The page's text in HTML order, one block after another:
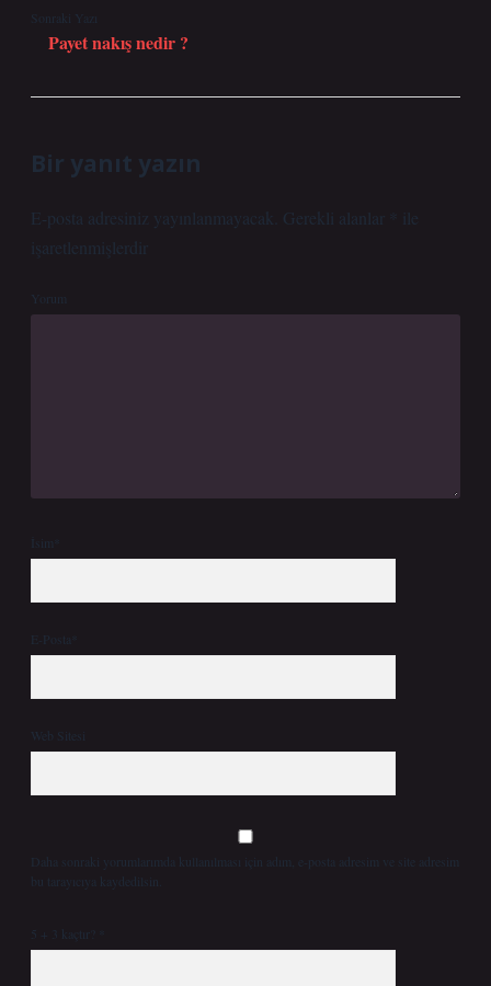
Sonraki Yazı
Payet nakış nedir ?
Bir yanıt yazın
E-posta adresiniz yayınlanmayacak. Gerekli alanlar
ile
işaretlenmişlerdir
Yorum
İsim*
E-Posta*
Web Sitesi
Daha sonraki yorumlarımda kullanılması için adım, e-posta adresim ve site adresim
bu tarayıcıya kaydedilsin.
5 + 3 kaçtır?